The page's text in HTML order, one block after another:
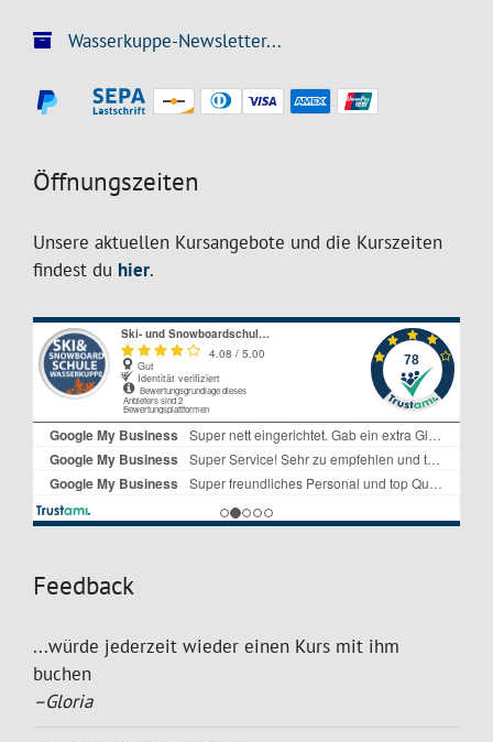
Wasserkuppe-Newsletter...
Öffnungszeiten
Unsere aktuellen Kursangebote und die Kurszeiten
findest du hier.
Feedback
...würde jederzeit wieder einen Kurs mit ihm
buchen
–Gloria